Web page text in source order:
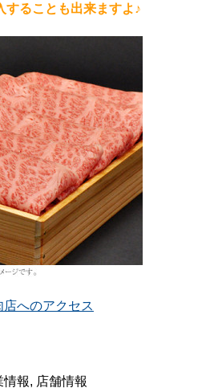
することも出来ますよ♪
へのアクセス
情報, 店舗情報